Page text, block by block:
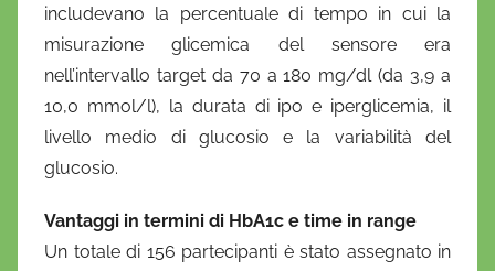
includevano la percentuale di tempo in cui la
misurazione glicemica del sensore era
nell’intervallo target da 70 a 180 mg/dl (da 3,9 a
10,0 mmol/l), la durata di ipo e iperglicemia, il
livello medio di glucosio e la variabilità del
glucosio.
Vantaggi in termini di HbA1c e time in range
Un totale di 156 partecipanti è stato assegnato in